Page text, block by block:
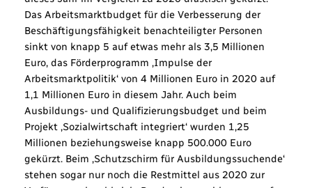
Das Arbeitsmarktbudget für die Verbesserung der
Beschäftigungsfähigkeit benachteiligter Personen
sinkt von knapp 5 auf etwas mehr als 3,5 Millionen
Euro, das Förderprogramm ‚Impulse der
Arbeitsmarktpolitik‘ von 4 Millionen Euro in 2020 auf
1,1 Millionen Euro in diesem Jahr. Auch beim
Ausbildungs- und Qualifizierungsbudget und beim
Projekt ‚Sozialwirtschaft integriert‘ wurden 1,25
Millionen beziehungsweise knapp 500.000 Euro
gekürzt. Beim ‚Schutzschirm für Ausbildungssuchende‘
stehen sogar nur noch die Restmittel aus 2020 zur